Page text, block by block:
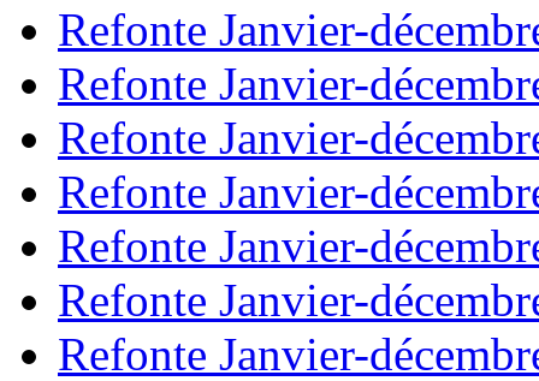
Refonte Janvier-
Refonte Janvier-
Refonte Janvier-
Refonte Janvier-
Refonte Janvier-
Refonte Janvier-
Refonte Janvier-